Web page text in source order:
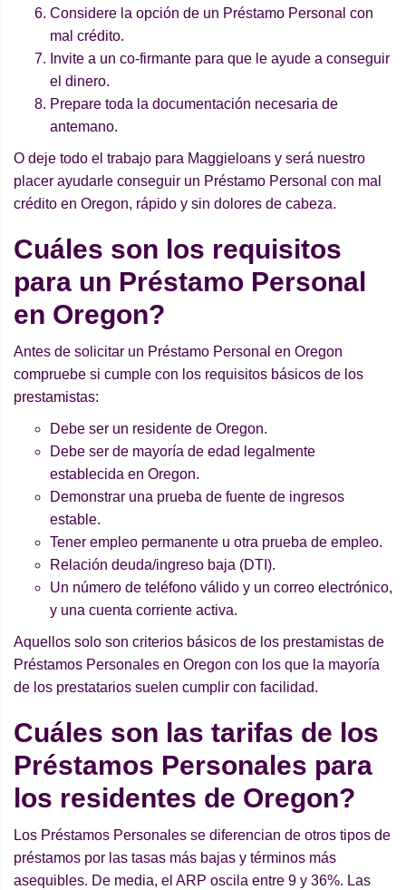
Considere la opción de un Préstamo Personal con
mal crédito.
Invite a un co-firmante para que le ayude a conseguir
el dinero.
Prepare toda la documentación necesaria de
antemano.
O deje todo el trabajo para Maggieloans y será nuestro
placer ayudarle conseguir un Préstamo Personal con mal
crédito en Oregon, rápido y sin dolores de cabeza.
Cuáles son los requisitos
para un Préstamo Personal
en Oregon?
Antes de solicitar un Préstamo Personal en Oregon
compruebe si cumple con los requisitos básicos de los
prestamistas:
Debe ser un residente de Oregon.
Debe ser de mayoría de edad legalmente
establecida en Oregon.
Demonstrar una prueba de fuente de ingresos
estable.
Tener empleo permanente u otra prueba de empleo.
Relación deuda/ingreso baja (DTI).
Un número de teléfono válido y un correo electrónico,
y una cuenta corriente activa.
Aquellos solo son criterios básicos de los prestamistas de
Préstamos Personales en Oregon con los que la mayoría
de los prestatarios suelen cumplir con facilidad.
Cuáles son las tarifas de los
Préstamos Personales para
los residentes de Oregon?
Los Préstamos Personales se diferencian de otros tipos de
préstamos por las tasas más bajas y términos más
asequibles. De media, el ARP oscila entre 9 y 36%. Las